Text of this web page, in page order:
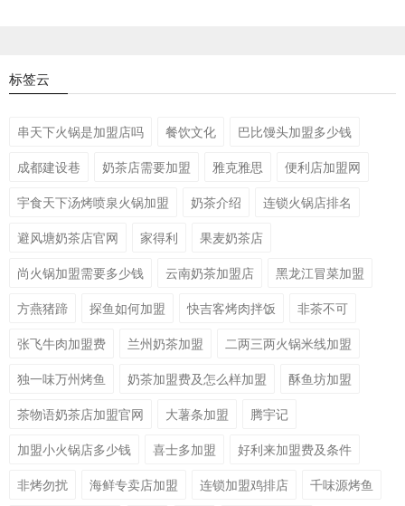
标签云
串天下火锅是加盟店吗 餐饮文化
巴比馒头加盟多少钱
成都建设巷
奶茶店需要加盟 雅克雅思
便利店加盟网
宇食天下汤烤喷泉火锅加盟
奶茶介绍
连锁火锅店排名
避风塘奶茶店官网
家得利
果麦奶茶店
尚火锅加盟需要多少钱
云南奶茶加盟店
黑龙江冒菜加盟
方燕猪蹄
探鱼如何加盟 快吉客烤肉拌饭
非茶不可
张飞牛肉加盟费
兰州奶茶加盟
二两三两火锅米线加盟
独一味万州烤鱼
奶茶加盟费及怎么样加盟
酥鱼坊加盟
茶物语奶茶店加盟官网
大薯条加盟
腾宇记
加盟小火锅店多少钱
喜士多加盟
好利来加盟费及条件
非烤勿扰
海鲜专卖店加盟 连锁加盟鸡排店
千味源烤鱼